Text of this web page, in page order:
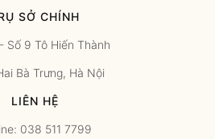
SỞ CHÍNH
Số 9 Tô Hiến Thành
Bà Trưng, Hà Nội
LIÊN HỆ
038 511 7799